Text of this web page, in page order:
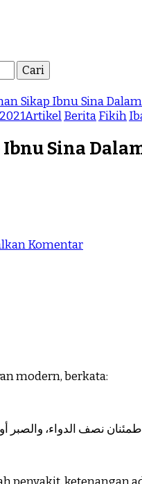
Sikap Ibnu Sina
ArtikelBeritaFikih
Sina
Komentar
modern, berkata:
نصف الدواء،